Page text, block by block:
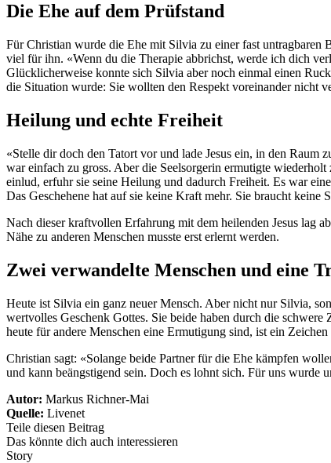
Die Ehe auf dem Prüfstand
Für Christian wurde die Ehe mit Silvia zu einer fast untragbaren
viel für ihn. «Wenn du die Therapie abbrichst, werde ich dich
Glücklicherweise konnte sich Silvia aber noch einmal einen
die Situation wurde: Sie wollten den Respekt voreinander nicht
Heilung und echte Freiheit
«Stelle dir doch den Tatort vor und lade Jesus ein, in den
war einfach zu gross. Aber die Seelsorgerin ermutigte
einlud, erfuhr sie seine Heilung und dadurch Freiheit. Es war
Das Geschehene hat auf sie keine Kraft mehr. Sie braucht
Nach dieser kraftvollen Erfahrung mit dem heilenden Jesus lag
Nähe zu anderen Menschen musste erst erlernt werden.
Zwei verwandelte Menschen und eine
Heute ist Silvia ein ganz neuer Mensch. Aber nicht nur Silvia,
wertvolles Geschenk Gottes. Sie beide haben durch die
heute für andere Menschen eine Ermutigung sind, ist ein
Christian sagt: «Solange beide Partner für die Ehe kämpfen
und kann beängstigend sein. Doch es lohnt sich. Für uns wurde
Autor: Markus Richner-Mai
Quelle: Livenet
Teile diesen Beitrag
Das könnte dich auch interessieren
Story